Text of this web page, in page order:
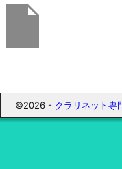
©2026 - クラリネット